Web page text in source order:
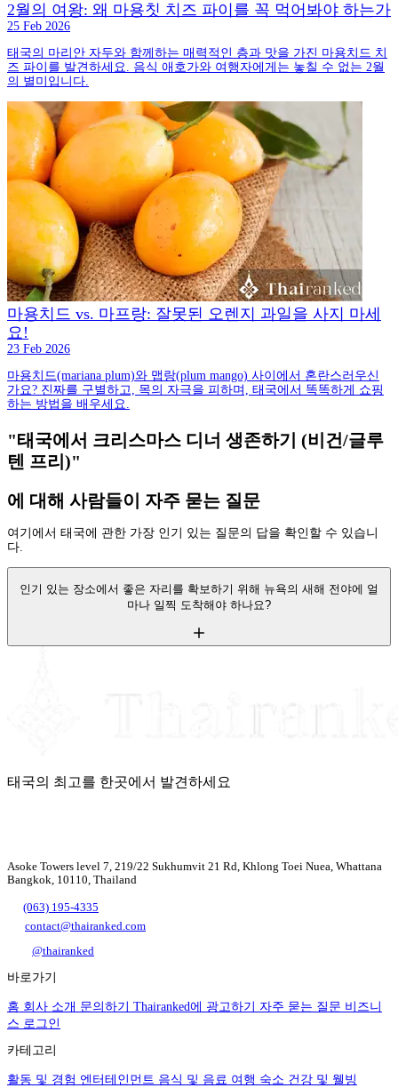
2월의 여왕: 왜 마용칫 치즈 파이를 꼭 먹어봐야 하는가
25 Feb 2026
태국의 마리안 자두와 함께하는 매력적인 층과 맛을 가진 마용치드 치
즈 파이를 발견하세요. 음식 애호가와 여행자에게는 놓칠 수 없는 2월
의 별미입니다.
마용치드 vs. 마프랑: 잘못된 오렌지 과일을 사지 마세
요!
23 Feb 2026
마용치드(mariana plum)와 맵랑(plum mango) 사이에서 혼란스러우신
가요? 진짜를 구별하고, 목의 자극을 피하며, 태국에서 똑똑하게 쇼핑
하는 방법을 배우세요.
"태국에서 크리스마스 디너 생존하기 (비건/글루
텐 프리)"
에 대해 사람들이 자주 묻는 질문
여기에서 태국에 관한 가장 인기 있는 질문의 답을 확인할 수 있습니
다.
인기 있는 장소에서 좋은 자리를 확보하기 위해 뉴욕의 새해 전야에 얼
마나 일찍 도착해야 하나요?
태국의 최고를 한곳에서 발견하세요
Asoke Towers level 7, 219/22 Sukhumvit 21 Rd, Khlong Toei Nuea, Whattana
Bangkok, 10110, Thailand
(063) 195-4335
contact@thairanked.com
@thairanked
바로가기
홈 회사 소개 문의하기 Thairanked에 광고하기 자주 묻는 질문 비즈니
스 로그인
카테고리
활동 및 경험 엔터테인먼트 음식 및 음료 여행 숙소 건강 및 웰빙